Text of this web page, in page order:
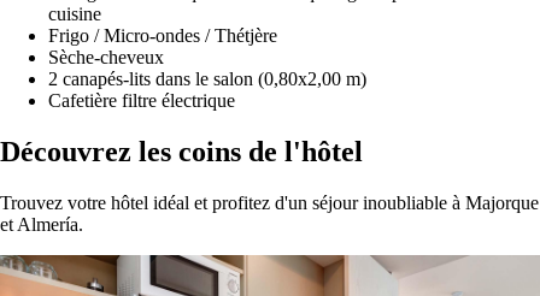
cuisine
Frigo / Micro-ondes / Thétjère
Sèche-cheveux
2 canapés-lits dans le salon (0,80x2,00 m)
Cafetière filtre électrique
Découvrez les coins de l'hôtel
Trouvez votre hôtel idéal et profitez d'un séjour inoubliable à Majorque
et Almería.